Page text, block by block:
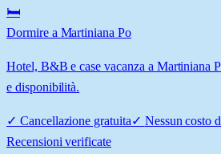
🛏️
Dormire a Martiniana Po
Hotel, B&B e case vacanza a Martiniana
e disponibilità.
✓ Cancellazione gratuita✓ Nessun costo
Recensioni verificate